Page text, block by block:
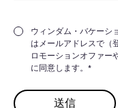
ウィンダム・バケーシ
はメールアドレスで（
ロモーションオファー
に同意します。*